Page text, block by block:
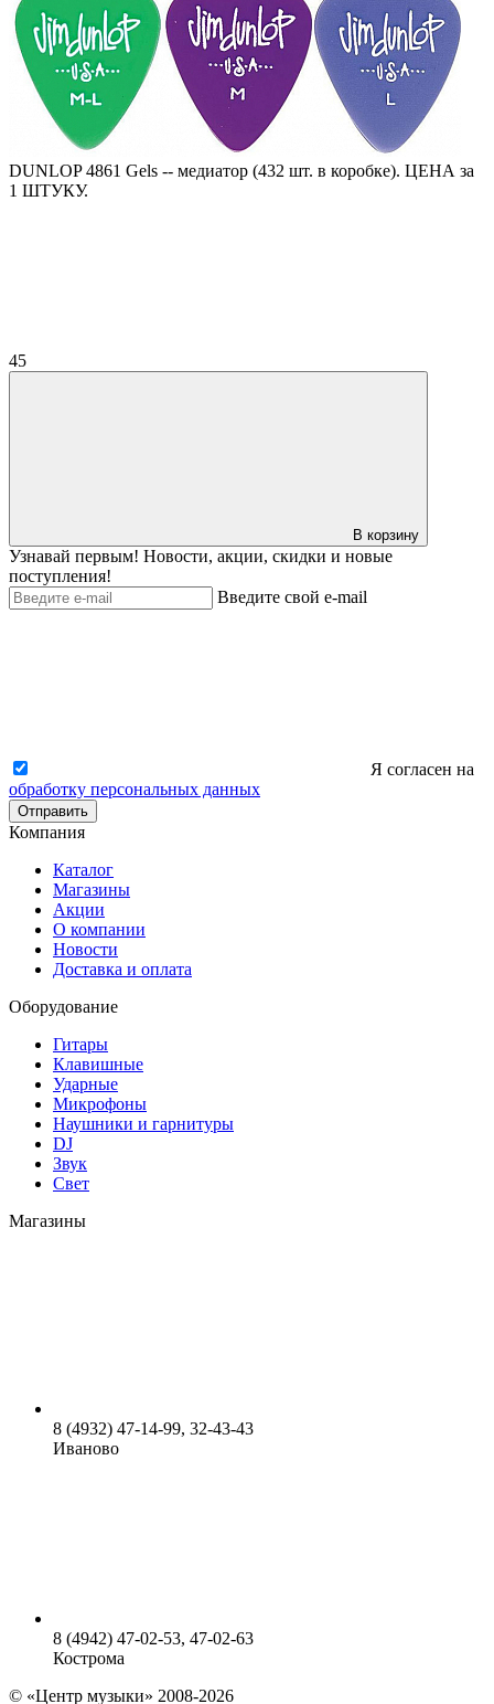
DUNLOP 4861 Gels -- медиатор (432 шт. в коробке). ЦЕНА за
1 ШТУКУ.
45
В корзину
Узнавай первым! Новости, акции, скидки и новые
поступления!
Введите свой e-mail
Я согласен на
обработку персональных данных
Отправить
Компания
Каталог
Магазины
Акции
О компании
Новости
Доставка и оплата
Оборудование
Гитары
Клавишные
Ударные
Микрофоны
Наушники и гарнитуры
DJ
Звук
Свет
Магазины
8 (4932) 47-14-99, 32-43-43
Иваново
8 (4942) 47-02-53, 47-02-63
Кострома
© «Центр музыки» 2008-2026